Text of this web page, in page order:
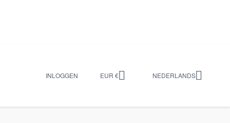
INLOGGEN EUR € NEDERLANDS